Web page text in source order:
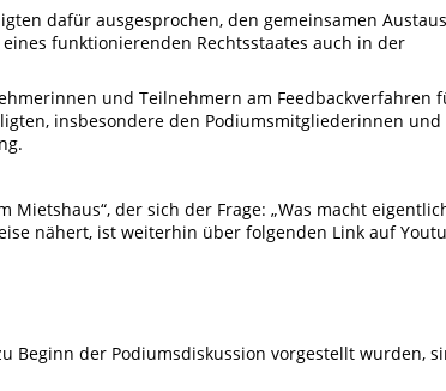
dafür ausgesprochen, den gemeinsamen
funktionierenden Rechtsstaates auch in der
und Teilnehmern am Feedbackverfahren
insbesondere den Podiumsmitgliederinnen und
Mietshaus“, der sich der Frage: „Was macht
nähert, ist weiterhin über folgenden Link auf
Beginn der Podiumsdiskussion vorgestellt wurden,